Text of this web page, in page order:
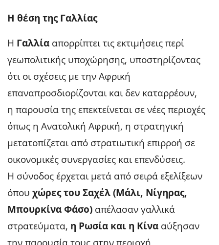
Η θέση της Γαλλίας
Η Γαλλία απορρίπτει τις εκτιμήσεις περί
γεωπολιτικής υποχώρησης, υποστηρίζοντας
ότι οι σχέσεις με την Αφρική
επαναπροσδιορίζονται και δεν καταρρέουν,
η παρουσία της επεκτείνεται σε νέες περιοχές
όπως η Ανατολική Αφρική, η στρατηγική
μετατοπίζεται από στρατιωτική επιρροή σε
οικονομικές συνεργασίες και επενδύσεις.
Η σύνοδος έρχεται μετά από σειρά εξελίξεων
όπου χώρες του Σαχέλ (Μάλι, Νίγηρας,
Μπουρκίνα Φάσο) απέλασαν γαλλικά
στρατεύματα, η Ρωσία και η Κίνα αύξησαν